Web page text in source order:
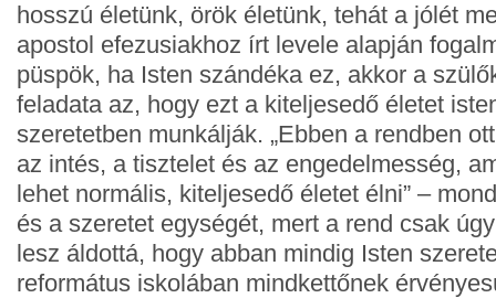
hosszú életünk, örök életünk, tehát a jólét
apostol efezusiakhoz írt levele alapján
püspök, ha Isten szándéka ez, akkor a
feladata az, hogy ezt a kiteljesedő életet
szeretetben munkálják. „Ebben a rendben
az intés, a tisztelet és az engedelmesség,
lehet normális, kiteljesedő életet élni” –
és a szeretet egységét, mert a rend csak
lesz áldottá, hogy abban mindig Isten
református iskolában mindkettőnek